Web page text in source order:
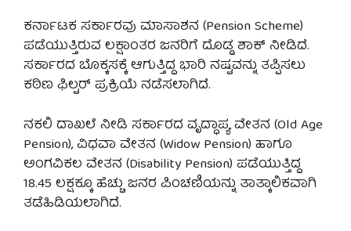
ಕರ್ನಾಟಕ ಸರ್ಕಾರವು ಮಾಸಾಶನ (Pension Scheme)
ಪಡೆಯುತ್ತಿರುವ ಲಕ್ಷಾಂತರ ಜನರಿಗೆ ದೊಡ್ಡ ಶಾಕ್ ನೀಡಿದೆ.
ಸರ್ಕಾರದ ಬೊಕ್ಕಸಕ್ಕೆ ಆಗುತ್ತಿದ್ದ ಭಾರಿ ನಷ್ಟವನ್ನು ತಪ್ಪಿಸಲು
ಕಠಿಣ ಫಿಲ್ಟರ್ ಪ್ರಕ್ರಿಯೆ ನಡೆಸಲಾಗಿದೆ.
ನಕಲಿ ದಾಖಲೆ ನೀಡಿ ಸರ್ಕಾರದ ವೃದ್ಧಾಪ್ಯ ವೇತನ (Old Age
Pension), ವಿಧವಾ ವೇತನ (Widow Pension) ಹಾಗೂ
ಅಂಗವಿಕಲ ವೇತನ (Disability Pension) ಪಡೆಯುತ್ತಿದ್ದ
18.45 ಲಕ್ಷಕ್ಕೂ ಹೆಚ್ಚು ಜನರ ಪಿಂಚಣಿಯನ್ನು ತಾತ್ಕಾಲಿಕವಾಗಿ
ತಡೆಹಿಡಿಯಲಾಗಿದೆ.